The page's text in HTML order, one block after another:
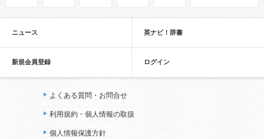
ニュース 英ナビ！辞書
新規会員登録 ログイン
よくある質問・お問合せ
利用規約・個人情報の取扱
個人情報保護方針